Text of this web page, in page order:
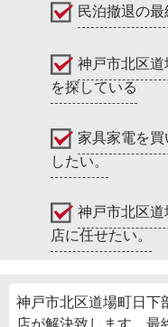
民泊撤退の
神戸市北区
を探している
家具家電を
したい。
神戸市北区
店に任せたい。
神戸市北区道場町日下